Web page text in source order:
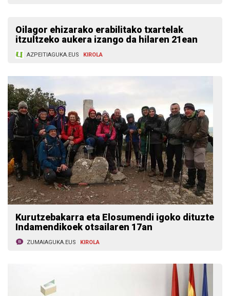
Oilagor ehizarako erabilitako txartelak
itzultzeko aukera izango da hilaren 21ean
AZPEITIAGUKA.EUS KIROLA
Kurutzebakarra eta Elosumendi igoko dituzte
Indamendikoek otsailaren 17an
ZUMAIAGUKA.EUS KIROLA